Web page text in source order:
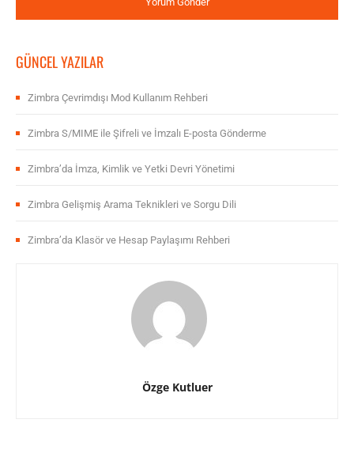
GÜNCEL YAZILAR
Zimbra Çevrimdışı Mod Kullanım Rehberi
Zimbra S/MIME ile Şifreli ve İmzalı E-posta Gönderme
Zimbra’da İmza, Kimlik ve Yetki Devri Yönetimi
Zimbra Gelişmiş Arama Teknikleri ve Sorgu Dili
Zimbra’da Klasör ve Hesap Paylaşımı Rehberi
Özge Kutluer